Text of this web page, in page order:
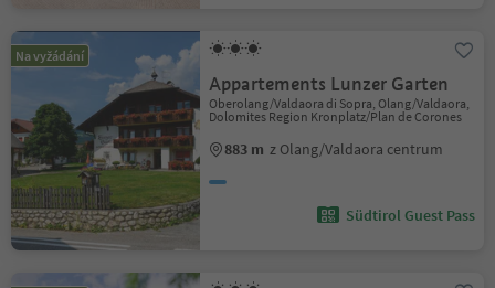
Na vyžádání
Appartements Lunzer Garten
Oberolang/Valdaora di Sopra, Olang/Valdaora,
Dolomites Region Kronplatz/Plan de Corones
883 m z Olang/Valdaora centrum
Südtirol Guest Pass